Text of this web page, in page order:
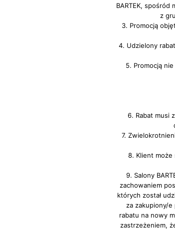
BARTEK,
z
3. Promocją
4. Udzielony
5. Promocją nie
6. Rabat musi
7.
8. Klient może
9. Salony
zachowaniem
których został
za zakupiony/
rabatu na nowy
zastrzeżeniem,